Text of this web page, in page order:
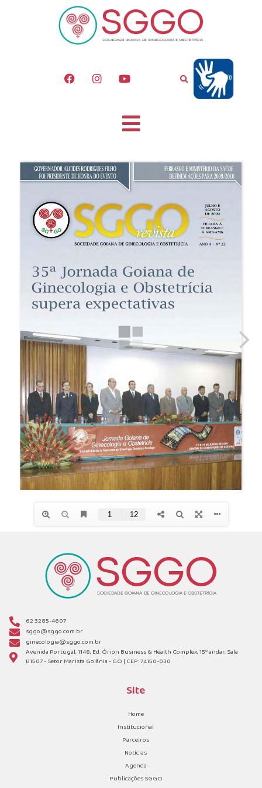
62 3285-4607
sggo@sggo.com.br
ginecologia@sggo.com.br
Avenida Portugal, 1148, Ed. Órion Business & Health Complex, 15º andar, Sala
B1507 - Setor Marista Goiânia - GO | CEP: 74150-030
Site
Home
Institucional
Parceiros
Notícias
Agenda
Publicações SGGO